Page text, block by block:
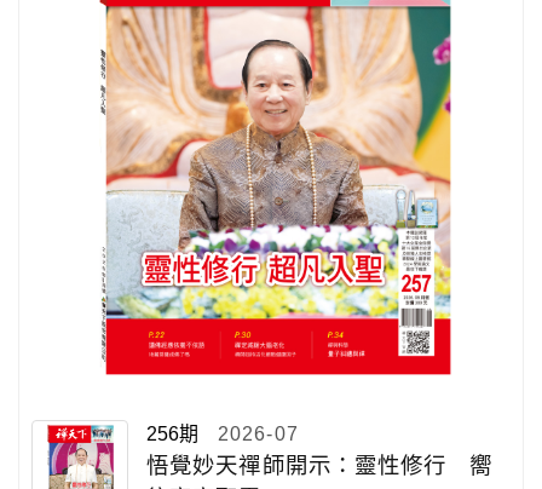
256期 2026-07
悟覺妙天禪師開示：靈性修行 嚮